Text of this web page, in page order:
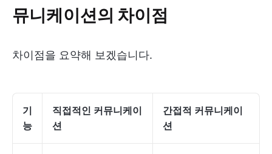
뮤니케이션의 차이점
차이점을 요약해 보겠습니다.
기
능
직접적인 커뮤니케이
션
간접적 커뮤니케이
션